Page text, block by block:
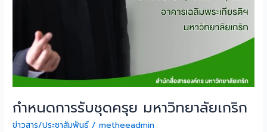
กำหนดการรับชุดครุย มหาวิทยาลัยเกริก
ข่าวสาร/ประชาสัมพันธ์/metheeadmin